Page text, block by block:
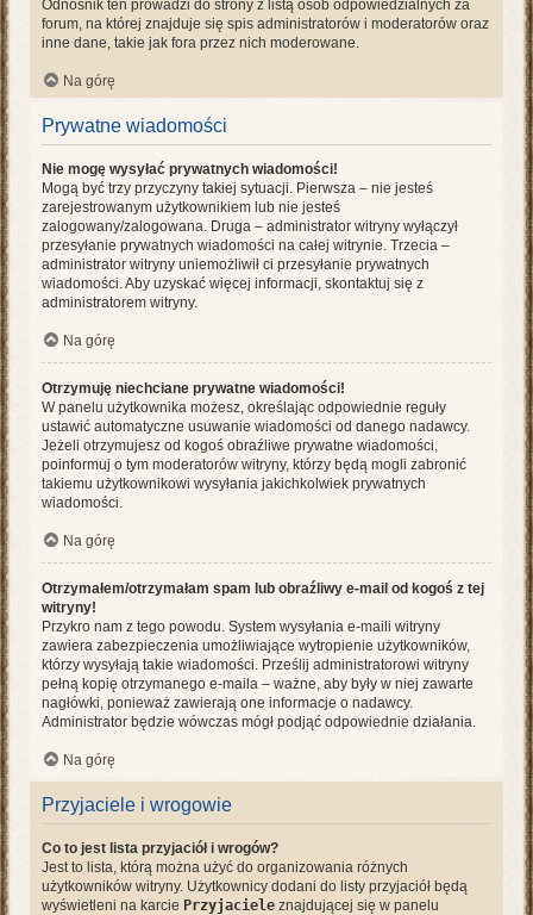
Odnośnik ten prowadzi do strony z listą osób odpowiedzialnych za
forum, na której znajduje się spis administratorów i moderatorów oraz
inne dane, takie jak fora przez nich moderowane.
Na górę
Prywatne wiadomości
Nie mogę wysyłać prywatnych wiadomości!
Mogą być trzy przyczyny takiej sytuacji. Pierwsza – nie jesteś
zarejestrowanym użytkownikiem lub nie jesteś
zalogowany/zalogowana. Druga – administrator witryny wyłączył
przesyłanie prywatnych wiadomości na całej witrynie. Trzecia –
administrator witryny uniemożliwił ci przesyłanie prywatnych
wiadomości. Aby uzyskać więcej informacji, skontaktuj się z
administratorem witryny.
Na górę
Otrzymuję niechciane prywatne wiadomości!
W panelu użytkownika możesz, określając odpowiednie reguły
ustawić automatyczne usuwanie wiadomości od danego nadawcy.
Jeżeli otrzymujesz od kogoś obraźliwe prywatne wiadomości,
poinformuj o tym moderatorów witryny, którzy będą mogli zabronić
takiemu użytkownikowi wysyłania jakichkolwiek prywatnych
wiadomości.
Na górę
Otrzymałem/otrzymałam spam lub obraźliwy e-mail od kogoś z tej
witryny!
Przykro nam z tego powodu. System wysyłania e-maili witryny
zawiera zabezpieczenia umożliwiające wytropienie użytkowników,
którzy wysyłają takie wiadomości. Prześlij administratorowi witryny
pełną kopię otrzymanego e-maila – ważne, aby były w niej zawarte
nagłówki, ponieważ zawierają one informacje o nadawcy.
Administrator będzie wówczas mógł podjąć odpowiednie działania.
Na górę
Przyjaciele i wrogowie
Co to jest lista przyjaciół i wrogów?
Jest to lista, którą można użyć do organizowania różnych
użytkowników witryny. Użytkownicy dodani do listy przyjaciół będą
wyświetleni na karcie Przyjaciele znajdującej się w panelu